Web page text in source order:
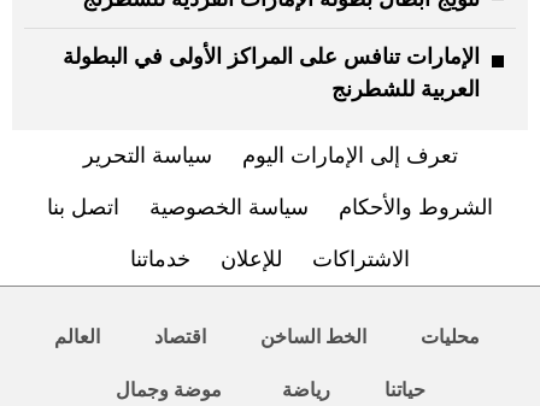
الإمارات تنافس على المراكز الأولى في البطولة
العربية للشطرنج
تعرف إلى الإمارات اليوم سياسة التحرير
الشروط والأحكام سياسة الخصوصية اتصل بنا
الاشتراكات للإعلان خدماتنا
محليات الخط الساخن اقتصاد العالم
حياتنا رياضة موضة وجمال